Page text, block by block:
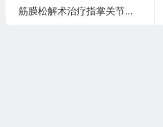
筋膜松解术治疗指掌关节疼痛麻木—叶颖华